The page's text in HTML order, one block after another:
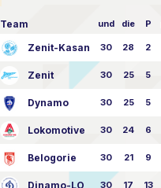
Team und die P
Zenit-Kasan 30 28 2
Zenit 30 25 5
Dynamo 30 25 5
Lokomotive 30 24 6
Belogorie 30 21 9
Dinamo-LO 30 17 13